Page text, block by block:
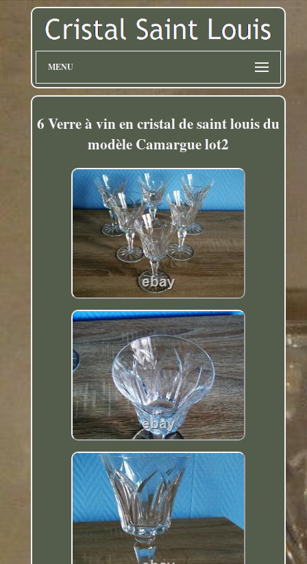
MENU
6 Verre à vin en cristal de saint louis du
modèle Camargue lot2